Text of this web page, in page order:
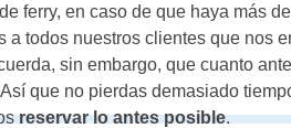
ferry, en caso de que haya más
a todos nuestros clientes que nos
sin embargo, que cuanto
que no pierdas demasiado
reservar lo antes posible.